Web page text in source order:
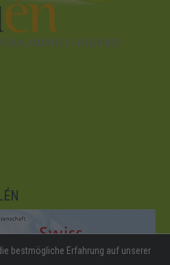
bestmögliche Erfahrung auf unserer